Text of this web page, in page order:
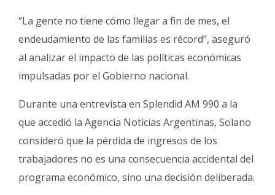
“La gente no tiene cómo llegar a fin de mes, el
endeudamiento de las familias es récord”, aseguró
al analizar el impacto de las políticas económicas
impulsadas por el Gobierno nacional.
Durante una entrevista en Splendid AM 990 a la
que accedió la Agencia Noticias Argentinas, Solano
consideró que la pérdida de ingresos de los
trabajadores no es una consecuencia accidental del
programa económico, sino una decisión deliberada.